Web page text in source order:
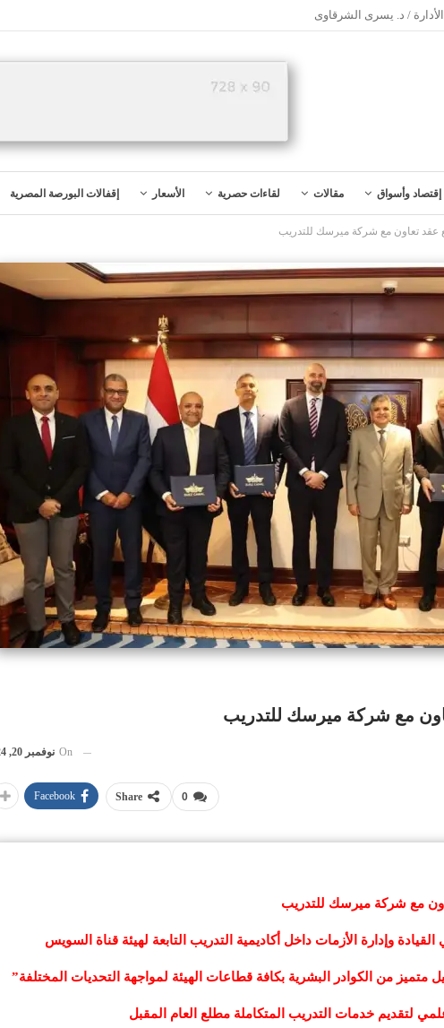
/ د. يسرى الشرقاوى
إقتصاد وأسواق مقالات لقاءات حصرية الأسعار إقفالات البورصة المصرية
عقد تعاون مع شركة ميرسك للتدريب
مع شركة ميرسك للتدريب
On نوفمبر 20, 2024
0
Share
Facebook
مع شركة ميرسك للتدريب
وإدارة الأزمات داخل أكاديمية التدريب التابعة لهيئة قناة السويس
متميز من الكوادر البشرية بكافة قطاعات الهيئة لمواجهة التحديات المختلفة”
لتقديم خدمات التدريب المتكاملة مطلع العام المقبل